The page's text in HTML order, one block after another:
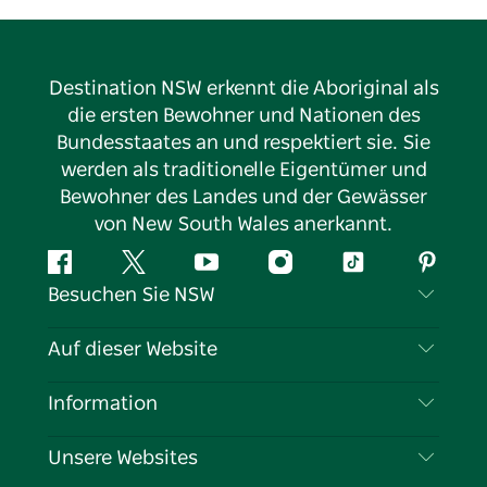
Destination NSW erkennt die Aboriginal als
die ersten Bewohner und Nationen des
Bundesstaates an und respektiert sie. Sie
werden als traditionelle Eigentümer und
Bewohner des Landes und der Gewässer
von New South Wales anerkannt.
FacebookTwitter YouTubeInstagramTikTok
Besuchen Sie NSW
Kontaktieren Sie uns
Cookie-Hinweis
Auf dieser Website
Reiseziele
Information
Reiseinformationen
Unsere Websites